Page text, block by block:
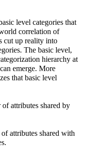
level categories that
correlation of
cut up reality into
The basic level,
hierarchy at
emerge. More
that basic level
attributes shared by
attributes shared with